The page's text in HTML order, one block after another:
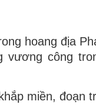
hoang địa
công
miền, đoạn